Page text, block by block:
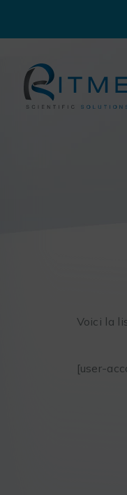
content
Voici la
[user-